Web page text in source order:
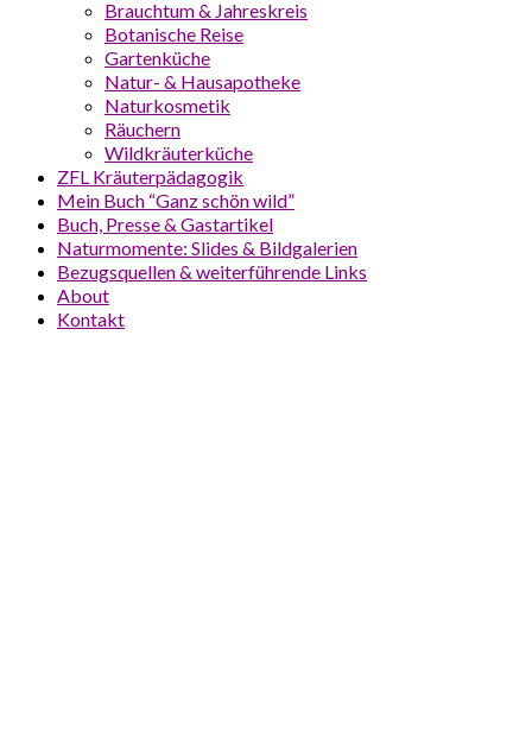
Brauchtum & Jahreskreis
Botanische Reise
Gartenküche
Natur- & Hausapotheke
Naturkosmetik
Räuchern
Wildkräuterküche
ZFL Kräuterpädagogik
Mein Buch “Ganz schön wild”
Buch, Presse & Gastartikel
Naturmomente: Slides & Bildgalerien
Bezugsquellen & weiterführende Links
About
Kontakt